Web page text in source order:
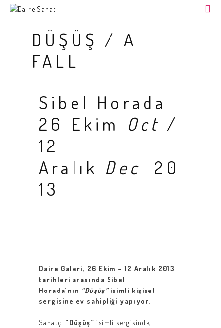
ANA SAYFA
HAKKIMIZDA
AÇIK ATÖLYE SANATÇI PROGRAMI
DÜŞÜŞ / A
FALL
Sibel Horada
26 Ekim Oct /
12
Aralık Dec
20
13
Daire Galeri, 26 Ekim – 12 Aralık 2013
tarihleri arasında Sibel
Horada’nın “Düşüş”isimli kişisel
sergisine ev sahipliği yapıyor.
Sanatçı“Düşüş” isimli sergisinde,